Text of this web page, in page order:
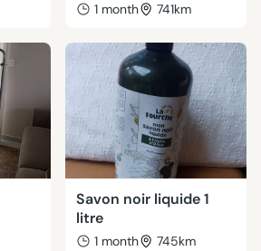
1 month 741km
Savon noir liquide 1
litre
1 month 745km